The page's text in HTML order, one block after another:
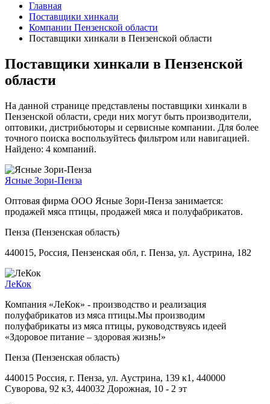
Главная
Поставщики хинкали
Компании Пензенской области
Поставщики хинкали в Пензенской области
Поставщики хинкали в Пензенской
области
На данной странице представлены поставщики хинкали в
Пензенской области, среди них могут быть производители,
оптовики, дистрибьюторы и сервисные компании. Для более
точного поиска воспользуйтесь фильтром или навигацией.
Найдено: 4 компаний.
Ясные Зори-Пенза
Оптовая фирма ООО Ясные Зори-Пенза занимается:
продажей мяса птицы, продажей мяса и полуфабрикатов.
Пенза (Пензенская область)
440015, Россия, Пензенская обл, г. Пенза, ул. Аустрина, 182
ЛеКок
Компания «ЛеКок» - производство и реализация
полуфабрикатов из мяса птицы.Мы производим
полуфабрикаты из мяса птицы, руководствуясь идеей
«Здоровое питание – здоровая жизнь!»
Пенза (Пензенская область)
440015 Россия, г. Пенза, ул. Аустрина, 139 к1, 440000
Суворова, 92 к3, 440032 Дорожная, 10 - 2 эт